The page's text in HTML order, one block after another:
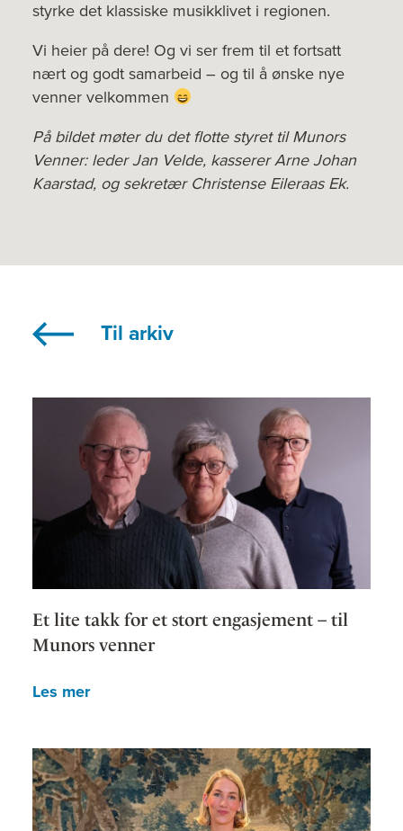
styrke det klassiske musikklivet i regionen.
Vi heier på dere! Og vi ser frem til et fortsatt
nært og godt samarbeid – og til å ønske nye
venner velkommen
På bildet møter du det flotte styret til Munors
Venner: leder Jan Velde, kasserer Arne Johan
Kaarstad, og sekretær Christense EileraasEk.
Til arkiv
Et lite takk for et stort engasjement – til
Munors venner
Les mer